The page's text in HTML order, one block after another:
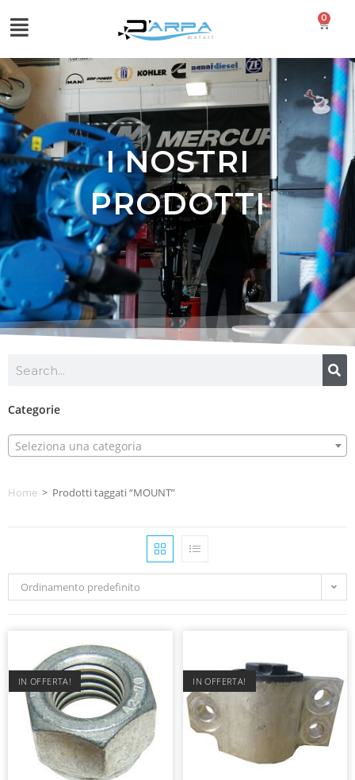
0
I NOSTRI
PRODOTTI
Categorie
Seleziona una categoria
Home > Prodotti taggati “MOUNT”
Ordinamento predefinito
IN OFFERTA! IN OFFERTA!